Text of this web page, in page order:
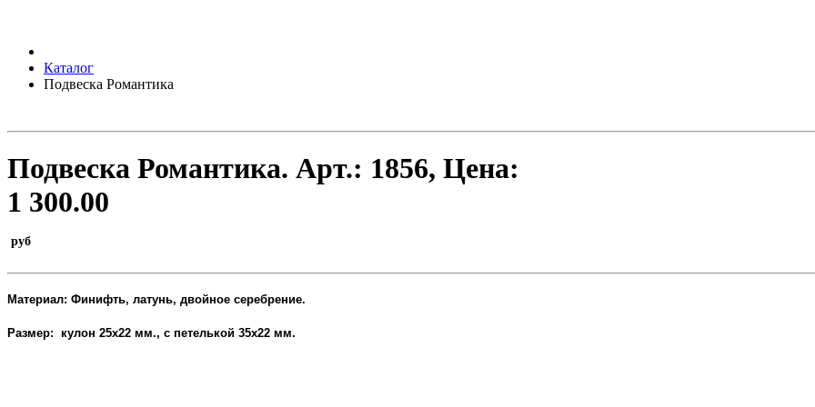
Каталог
Подвеска Романтика
Подвеска Романтика. Арт.: 1856, Цена:
1 300.00
руб
Материал: Финифть, латунь, двойное серебрение.
Размер: кулон 25х22 мм., с петелькой 35х22 мм.